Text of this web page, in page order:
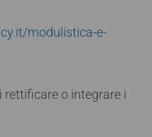
modulistica-e-
rettificare o integrare i